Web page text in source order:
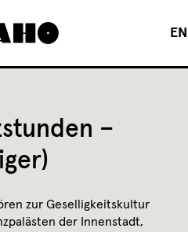
EN
–
zur Geselligkeitskultur
der Innenstadt,